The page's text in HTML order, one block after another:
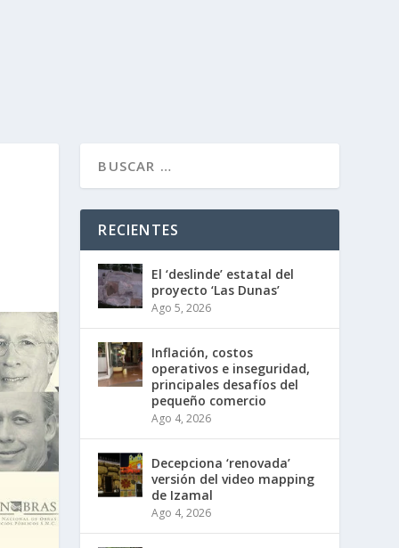
RECIENTES
El ‘deslinde’ estatal del
proyecto ‘Las Dunas’
Ago 5, 2026
Inflación, costos
operativos e inseguridad,
principales desafíos del
pequeño comercio
Ago 4, 2026
Decepciona ‘renovada’
versión del video mapping
de Izamal
Ago 4, 2026